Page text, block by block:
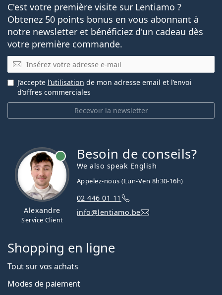
C'est votre première visite sur Lentiamo ?
Obtenez 50 points bonus en vous abonnant à
notre newsletter et bénéficiez d'un cadeau dès
votre première commande.
E-mail
Recevoir la newsletter
J’accepte l’utilisation de mon adresse email et l’envoi
d’offres commerciales
Alexandre
Service Client
Besoin de conseils?
We also speak English
Appelez-nous (Lun-Ven 8h30-16h)
02 446 01 11
info@lentiamo.be
Shopping en ligne
Tout sur vos achats
Modes de paiement